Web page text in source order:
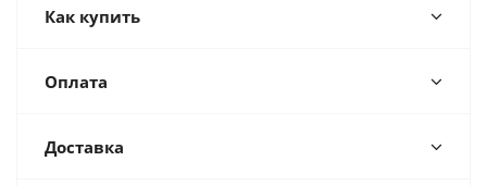
Как купить
Оплата
Доставка